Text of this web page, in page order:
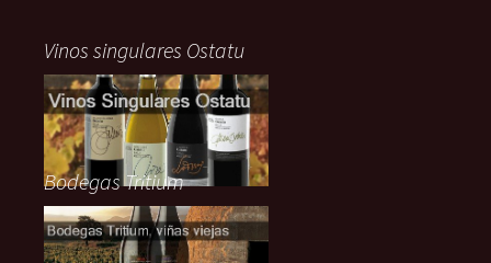
Vinos singulares Ostatu
Bodegas Tritium